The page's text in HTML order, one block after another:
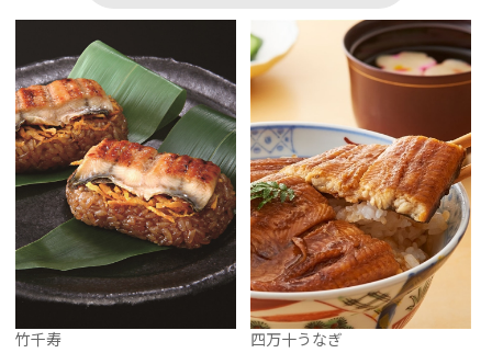
竹千寿 四万十うなぎ